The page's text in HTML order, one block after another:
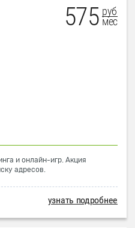
575 руб
мес
и онлайн-игр. Акция
адресов.
узнать подробнее